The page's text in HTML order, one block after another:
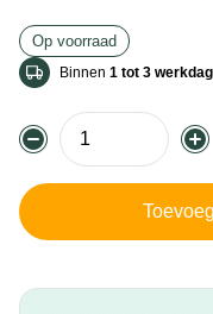
Binnen 1 tot 3
Op voorraad